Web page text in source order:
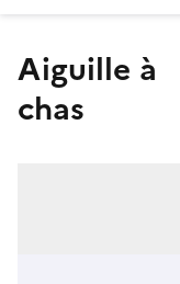
aiguille à
chas